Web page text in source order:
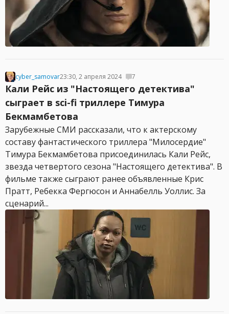
cyber_samovar23:30, 2 апреля 2024 7
Кали Рейс из "Настоящего детектива"
сыграет в sci-fi триллере Тимура
Бекмамбетова
Зарубежные СМИ рассказали, что к актерскому
составу фантастического триллера "Милосердие"
Тимура Бекмамбетова присоединилась Кали Рейс,
звезда четвертого сезона "Настоящего детектива". В
фильме также сыграют ранее объявленные Крис
Пратт, Ребекка Фергюсон и Аннабелль Уоллис. За
сценарий...